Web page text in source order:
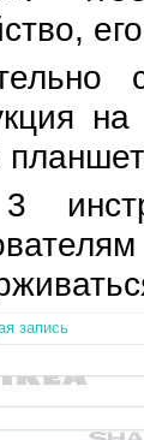
запись